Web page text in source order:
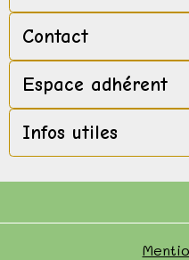
Contact
Espace adhérent
Infos utiles